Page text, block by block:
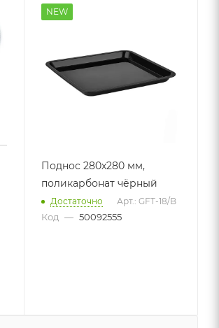
NEW
Поднос 280х280 мм,
поликарбонат чёрный
Достаточно Арт.: GFT-18/B
Код — 50092555